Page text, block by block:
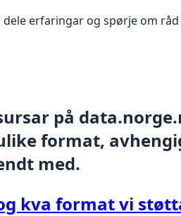
erfaringar og spørje om
på
format,
med.
kva format vi